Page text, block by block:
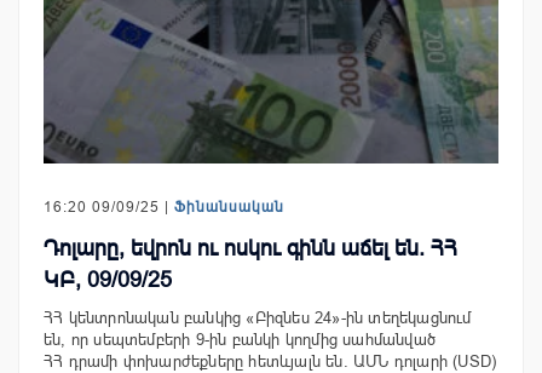
16:20 09/09/25 | Ֆինանսական
Դոլարը, եվրոն ու ոսկու գինն աճել են. ՀՀ
ԿԲ, 09/09/25
ՀՀ կենտրոնական բանկից «Բիզնես 24»-ին տեղեկացնում
են, որ սեպտեմբերի 9-ին բանկի կողմից սահմանված
ՀՀ դրամի փոխարժեքները հետևյալն են. ԱՄՆ դոլարի (USD)